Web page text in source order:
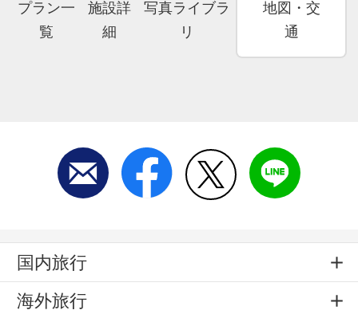
プラン一
覧
施設詳
細
写真ライブラ
リ
地図・交
通
国内旅行
海外旅行